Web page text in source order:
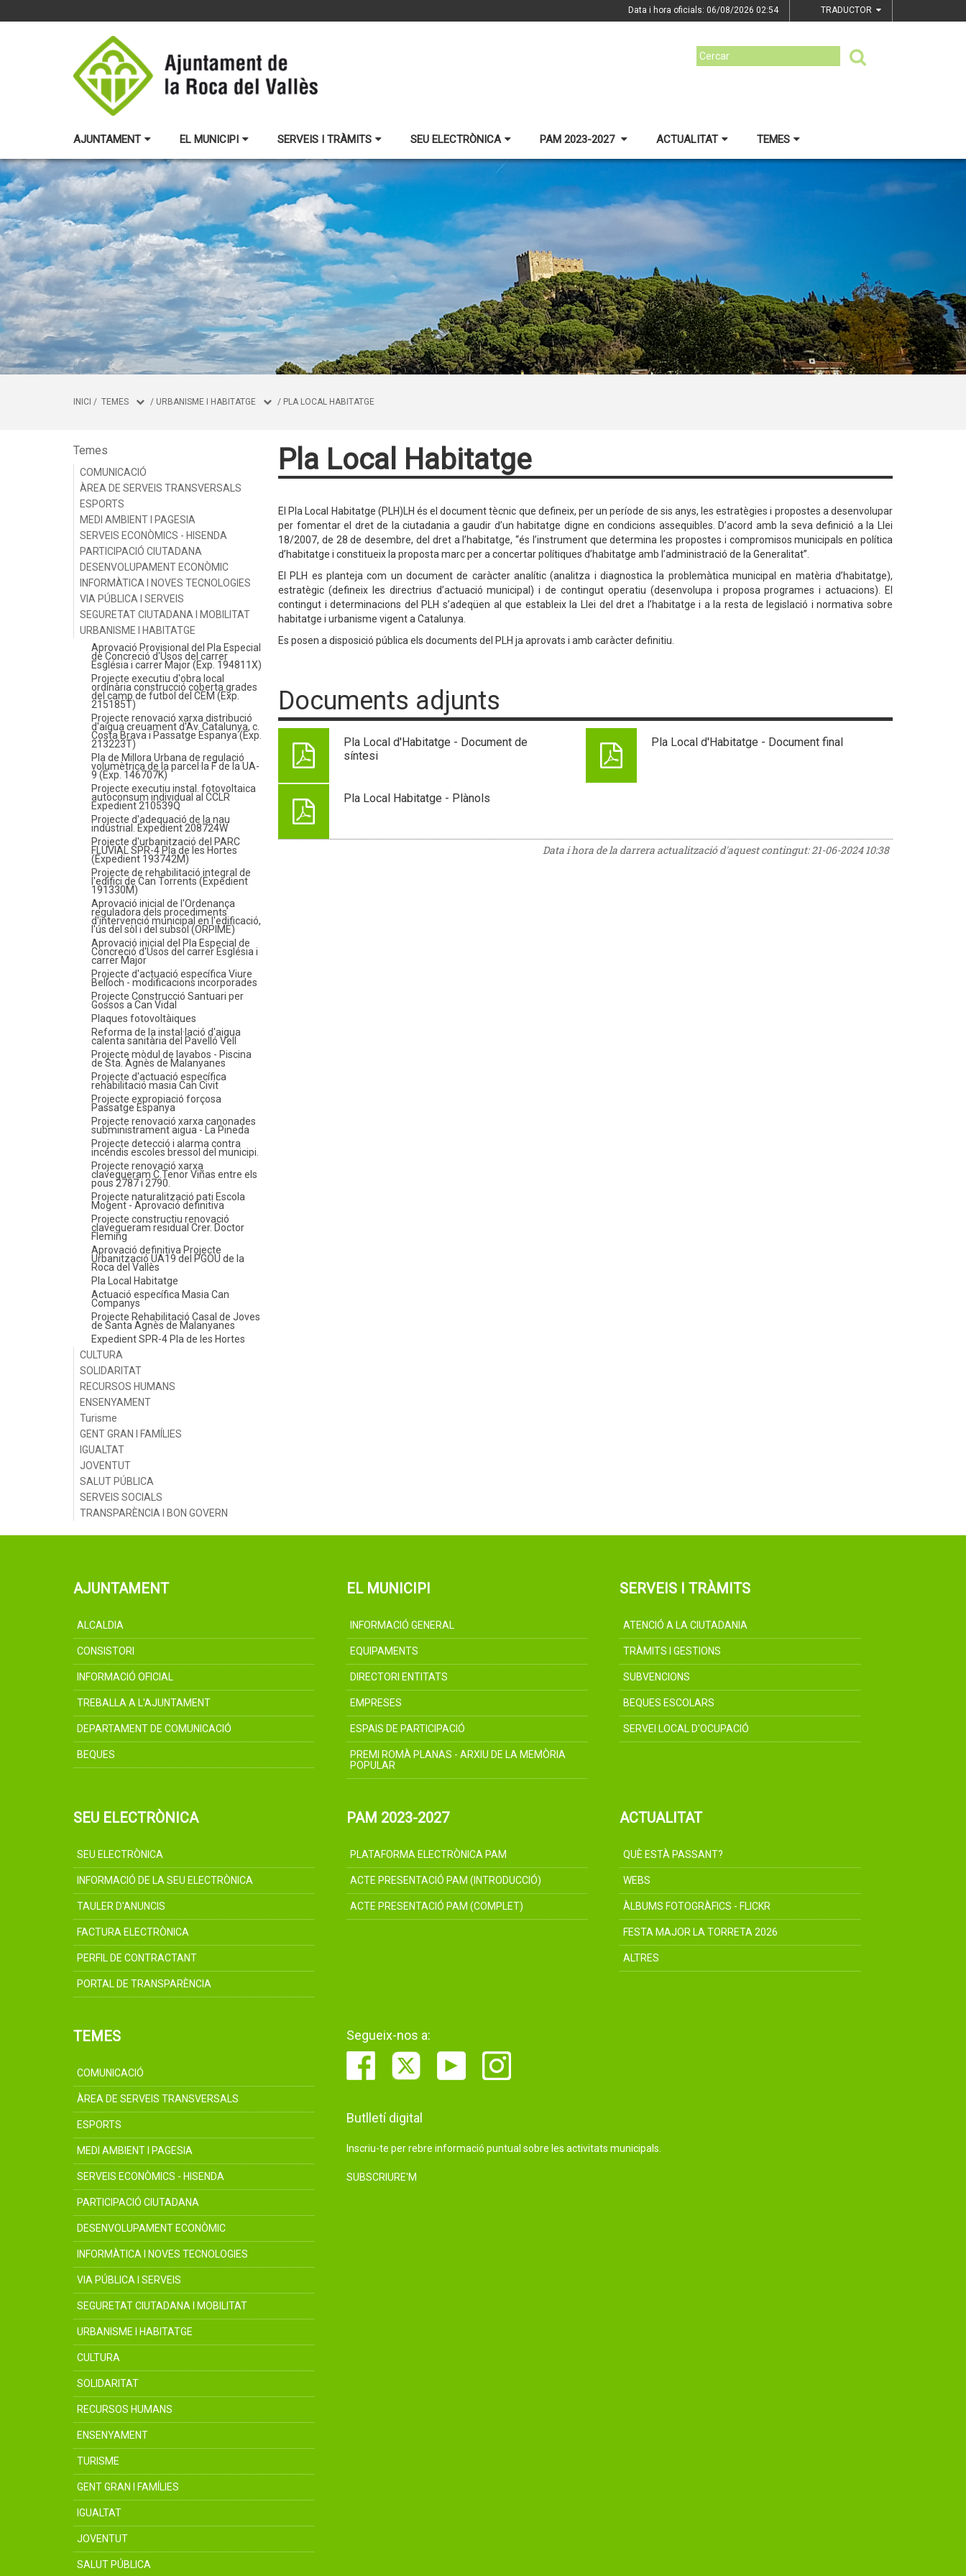
Data i hora oficials: 06/08/2026 02:54 TRADUCTOR
AJUNTAMENT EL MUNICIPI SERVEIS I TRÀMITS SEU ELECTRÒNICA PAM 2023-2027 ACTUALITAT TEMES
INICI / TEMES / URBANISME I HABITATGE / PLA LOCAL HABITATGE
Temes
COMUNICACIÓ
ÀREA DE SERVEIS TRANSVERSALS
ESPORTS
MEDI AMBIENT I PAGESIA
SERVEIS ECONÒMICS - HISENDA
PARTICIPACIÓ CIUTADANA
DESENVOLUPAMENT ECONÒMIC
INFORMÀTICA I NOVES TECNOLOGIES
VIA PÚBLICA I SERVEIS
SEGURETAT CIUTADANA I MOBILITAT
URBANISME I HABITATGE
Aprovació Provisional del Pla Especial
de Concreció d'Usos del carrer
Església i carrer Major (Exp. 194811X)
Projecte executiu d'obra local
ordinària construcció coberta grades
del camp de futbol del CEM (Exp.
215185T)
Projecte renovació xarxa distribució
d'aigua creuament d'Av. Catalunya, c.
Costa Brava i Passatge Espanya (Exp.
213223T)
Pla de Millora Urbana de regulació
volumètrica de la parcel·la F de la UA-
9 (Exp. 146707K)
Projecte executiu instal. fotovoltaica
autoconsum individual al CCLR
Expedient 210539Q
Projecte d'adequació de la nau
industrial. Expedient 208724W
Projecte d'urbanització del PARC
FLUVIAL SPR-4 Pla de les Hortes
(Expedient 193742M)
Projecte de rehabilitació integral de
l'edifici de Can Torrents (Expedient
191330M)
Aprovació inicial de l'Ordenança
reguladora dels procediments
d'intervenció municipal en l'edificació,
l'ús del sòl i del subsol (ORPIME)
Aprovació inicial del Pla Especial de
Concreció d'Usos del carrer Església i
carrer Major
Projecte d'actuació específica Viure
Belloch - modificacions incorporades
Projecte Construcció Santuari per
Gossos a Can Vidal
Plaques fotovoltàiques
Reforma de la instal·lació d'aigua
calenta sanitària del Pavelló Vell
Projecte mòdul de lavabos - Piscina
de Sta. Agnès de Malanyanes
Projecte d'actuació específica
rehabilitació masia Can Civit
Projecte expropiació forçosa
Passatge Espanya
Projecte renovació xarxa canonades
subministrament aigua - La Pineda
Projecte detecció i alarma contra
incendis escoles bressol del municipi.
Projecte renovació xarxa
clavegueram C.Tenor Viñas entre els
pous 2787 i 2790.
Projecte naturalització pati Escola
Mogent - Aprovació definitiva
Projecte constructiu renovació
clavegueram residual Crer. Doctor
Fleming
Aprovació definitiva Projecte
Urbanització UA19 del PGOU de la
Roca del Vallès
Pla Local Habitatge
Actuació específica Masia Can
Companys
Projecte Rehabilitació Casal de Joves
de Santa Agnès de Malanyanes
Expedient SPR-4 Pla de les Hortes
CULTURA
SOLIDARITAT
RECURSOS HUMANS
ENSENYAMENT
Turisme
GENT GRAN I FAMÍLIES
IGUALTAT
JOVENTUT
SALUT PÚBLICA
SERVEIS SOCIALS
TRANSPARÈNCIA I BON GOVERN
Pla Local Habitatge
El Pla Local Habitatge (PLH)LH és el document tècnic que defineix, per un període de sis anys, les estratègies i propostes a desenvolupar
per fomentar el dret de la ciutadania a gaudir d’un habitatge digne en condicions assequibles. D’acord amb la seva definició a la Llei
18/2007, de 28 de desembre, del dret a l’habitatge, “és l’instrument que determina les propostes i compromisos municipals en política
d’habitatge i constitueix la proposta marc per a concertar polítiques d’habitatge amb l’administració de la Generalitat”.
El PLH es planteja com un document de caràcter analític (analitza i diagnostica la problemàtica municipal en matèria d’habitatge),
estratègic (defineix les directrius d’actuació municipal) i de contingut operatiu (desenvolupa i proposa programes i actuacions). El
contingut i determinacions del PLH s’adeqüen al que estableix la Llei del dret a l’habitatge i a la resta de legislació i normativa sobre
habitatge i urbanisme vigent a Catalunya.
Es posen a disposició pública els documents del PLH ja aprovats i amb caràcter definitiu.
Documents adjunts
Pla Local d'Habitatge - Document de
síntesi
Pla Local d'Habitatge - Document final
Pla Local Habitatge - Plànols
Data i hora de la darrera actualització d'aquest contingut:21-06-2024 10:38
AJUNTAMENT
ALCALDIA
CONSISTORI
INFORMACIÓ OFICIAL
TREBALLA A L'AJUNTAMENT
DEPARTAMENT DE COMUNICACIÓ
BEQUES
EL MUNICIPI
INFORMACIÓ GENERAL
EQUIPAMENTS
DIRECTORI ENTITATS
EMPRESES
ESPAIS DE PARTICIPACIÓ
PREMI ROMÀ PLANAS - ARXIU DE LA MEMÒRIA
POPULAR
SERVEIS I TRÀMITS
ATENCIÓ A LA CIUTADANIA
TRÀMITS I GESTIONS
SUBVENCIONS
BEQUES ESCOLARS
SERVEI LOCAL D'OCUPACIÓ
SEU ELECTRÒNICA
SEU ELECTRÒNICA
INFORMACIÓ DE LA SEU ELECTRÒNICA
TAULER D'ANUNCIS
FACTURA ELECTRÒNICA
PERFIL DE CONTRACTANT
PORTAL DE TRANSPARÈNCIA
PAM 2023-2027
PLATAFORMA ELECTRÒNICA PAM
ACTE PRESENTACIÓ PAM (INTRODUCCIÓ)
ACTE PRESENTACIÓ PAM (COMPLET)
ACTUALITAT
QUÈ ESTÀ PASSANT?
WEBS
ÀLBUMS FOTOGRÀFICS - FLICKR
FESTA MAJOR LA TORRETA 2026
ALTRES
TEMES
COMUNICACIÓ
ÀREA DE SERVEIS TRANSVERSALS
ESPORTS
MEDI AMBIENT I PAGESIA
SERVEIS ECONÒMICS - HISENDA
PARTICIPACIÓ CIUTADANA
DESENVOLUPAMENT ECONÒMIC
INFORMÀTICA I NOVES TECNOLOGIES
VIA PÚBLICA I SERVEIS
SEGURETAT CIUTADANA I MOBILITAT
URBANISME I HABITATGE
CULTURA
SOLIDARITAT
RECURSOS HUMANS
ENSENYAMENT
TURISME
GENT GRAN I FAMÍLIES
IGUALTAT
JOVENTUT
SALUT PÚBLICA
Segueix-nos a:
Butlletí digital
Inscriu-te per rebre informació puntual sobre les activitats municipals.
SUBSCRIURE'M